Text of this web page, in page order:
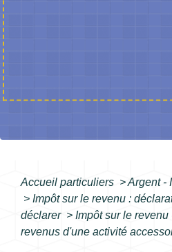
Accueil particuliers >Argent -
> Impôt sur le revenu :
déclarer > Impôt sur le
revenus d'une activité